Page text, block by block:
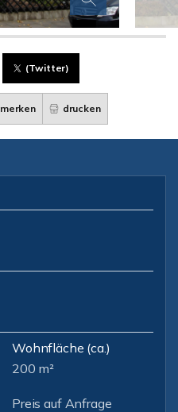
(Twitter)
merken drucken
Wohnfläche (ca.)
200 m²
Preis auf Anfrage